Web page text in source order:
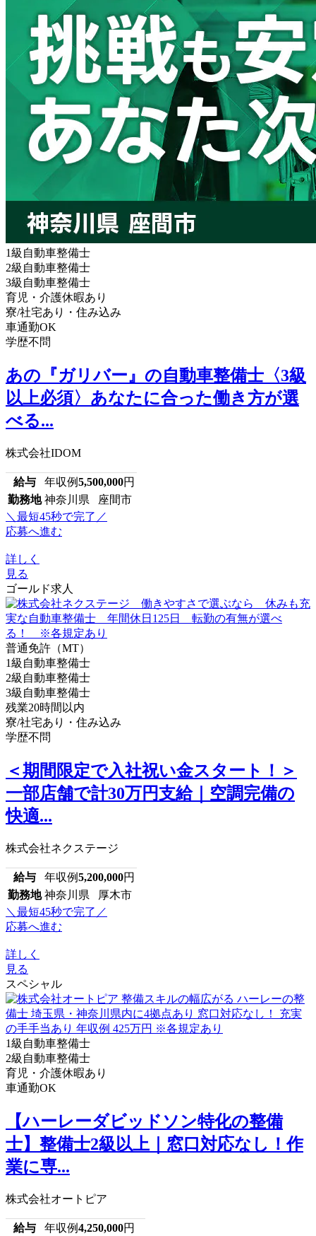
1級自動車整備士
2級自動車整備士
3級自動車整備士
育児・介護休暇あり
寮/社宅あり・住み込み
車通勤OK
学歴不問
あの『ガリバー』の自動車整備士〈3級
以上必須〉あなたに合った働き方が選
べる...
株式会社IDOM
給与 年収例5,500,000円
勤務地 神奈川県 座間市
＼最短45秒で完了／
応募へ進む
詳しく
見る
ゴールド求人
普通免許（MT）
1級自動車整備士
2級自動車整備士
3級自動車整備士
残業20時間以内
寮/社宅あり・住み込み
学歴不問
＜期間限定で入社祝い金スタート！＞
一部店舗で計30万円支給｜空調完備の
快適...
株式会社ネクステージ
給与 年収例5,200,000円
勤務地 神奈川県 厚木市
＼最短45秒で完了／
応募へ進む
詳しく
見る
スペシャル
1級自動車整備士
2級自動車整備士
育児・介護休暇あり
車通勤OK
【ハーレーダビッドソン特化の整備
士】整備士2級以上｜窓口対応なし！作
業に専...
株式会社オートピア
給与 年収例4,250,000円